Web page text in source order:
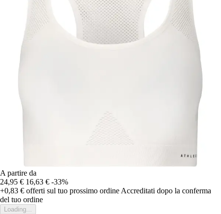
A partire da
24,95 € 16,63 € -33%
+0,83 € offerti sul tuo prossimo ordine Accreditati dopo la conferma
del tuo ordine
Loading...